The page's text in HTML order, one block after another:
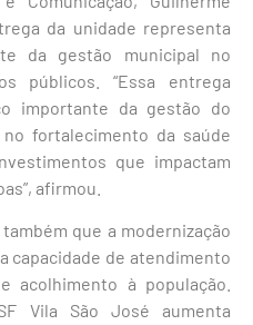
da unidade representa
da gestão municipal no
públicos. “Essa entrega
importante da gestão do
fortalecimento da saúde
que impactam
afirmou.
que a modernização
capacidade de atendimento
acolhimento à população.
Vila São José aumenta